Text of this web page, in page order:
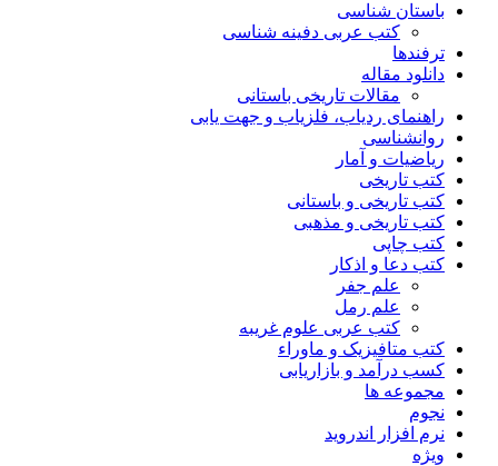
باستان شناسی
کتب عربی دفینه شناسی
ترفندها
دانلود مقاله
مقالات تاریخی باستانی
راهنمای ردیاب، فلزیاب و جهت یابی
روانشناسی
ریاضیات و آمار
کتب تاریخی
کتب تاریخی و باستانی
کتب تاریخی و مذهبی
کتب چاپی
کتب دعا و اذکار
علم جفر
علم رمل
کتب عربی علوم غریبه
کتب متافیزیک و ماوراء
کسب درآمد و بازاریابی
مجموعه ها
نجوم
نرم افزار اندروید
ویژه